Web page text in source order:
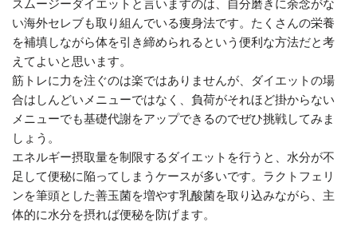
スムージーダイエットと言いますのは、自分磨きに余念がな
い海外セレブも取り組んでいる痩身法です。たくさんの栄養
を補填しながら体を引き締められるという便利な方法だと考
えてよいと思います。
筋トレに力を注ぐのは楽ではありませんが、ダイエットの場
合はしんどいメニューではなく、負荷がそれほど掛からない
メニューでも基礎代謝をアップできるのでぜひ挑戦してみま
しょう。
エネルギー摂取量を制限するダイエットを行うと、水分が不
足して便秘に陥ってしまうケースが多いです。ラクトフェリ
ンを筆頭とした善玉菌を増やす乳酸菌を取り込みながら、主
体的に水分を摂れば便秘を防げます。